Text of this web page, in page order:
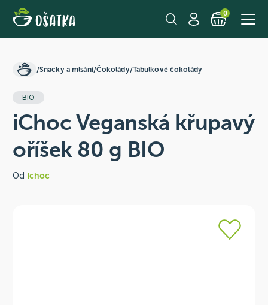
0
/Snacky a mlsání/Čokolády/Tabulkové čokolády
BIO
iChoc Veganská křupavý
oříšek 80 g BIO
Od Ichoc